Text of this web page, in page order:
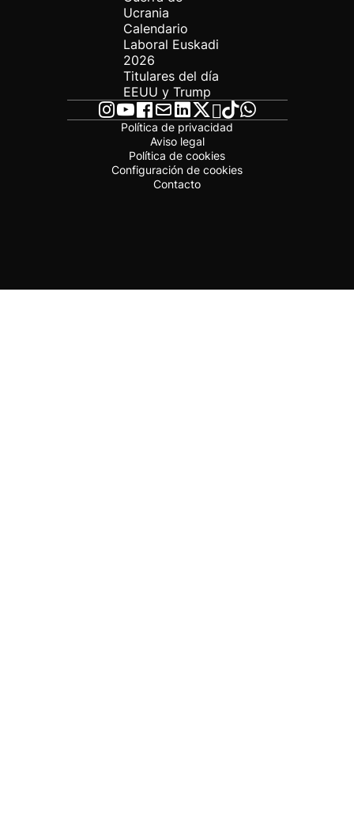
Ucrania
Calendario
Laboral Euskadi
2026
Titulares del día
EEUU y Trump
Política de privacidad
Aviso legal
Política de cookies
Configuración de cookies
Contacto